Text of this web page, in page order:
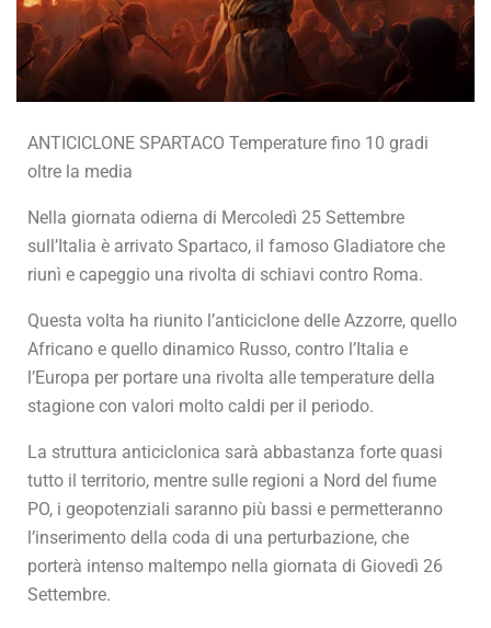
ANTICICLONE SPARTACO Temperature fino 10 gradi
oltre la media
Nella giornata odierna di Mercoledì 25 Settembre
sull’Italia è arrivato Spartaco, il famoso Gladiatore che
riunì e capeggio una rivolta di schiavi contro Roma.
Questa volta ha riunito l’anticiclone delle Azzorre, quello
Africano e quello dinamico Russo, contro l’Italia e
l’Europa per portare una rivolta alle temperature della
stagione con valori molto caldi per il periodo.
La struttura anticiclonica sarà abbastanza forte quasi
tutto il territorio, mentre sulle regioni a Nord del fiume
PO, i geopotenziali saranno più bassi e permetteranno
l’inserimento della coda di una perturbazione, che
porterà intenso maltempo nella giornata di Giovedì 26
Settembre.